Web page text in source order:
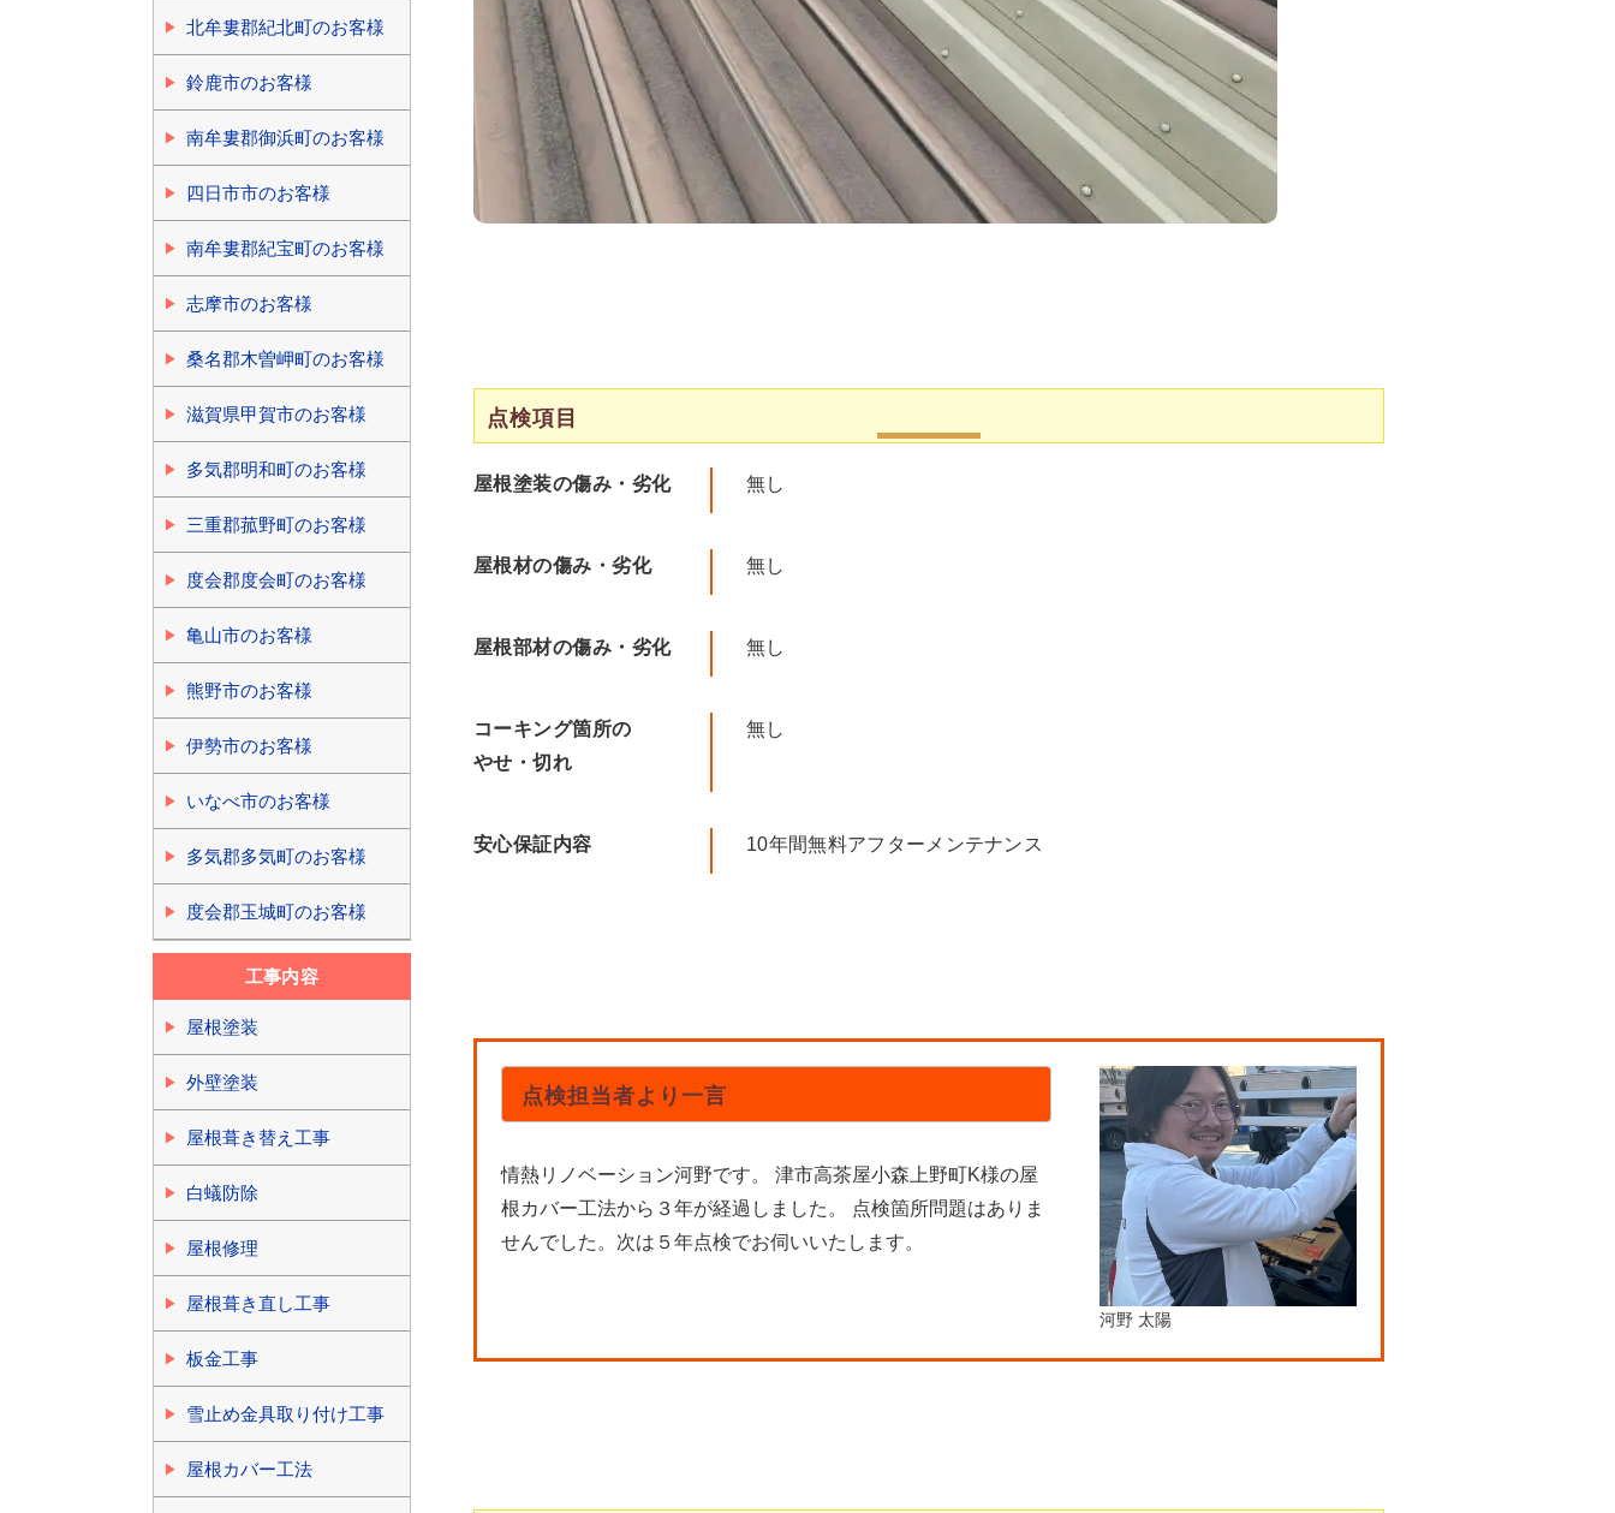
点検項目
屋根塗装の傷み・劣化 無し
屋根材の傷み・劣化 無し
屋根部材の傷み・劣化 無し
コーキング箇所の
やせ・切れ
無し
安心保証内容 10年間無料アフターメンテナンス
点検担当者より一言
情熱リノベーション河野です。 津市高茶屋小森上野町K様の屋
根カバー工法から３年が経過しました。 点検箇所問題はありま
せんでした。次は５年点検でお伺いいたします。
河野 太陽
北牟婁郡紀北町のお客様
鈴鹿市のお客様
南牟婁郡御浜町のお客様
四日市市のお客様
南牟婁郡紀宝町のお客様
志摩市のお客様
桑名郡木曽岬町のお客様
滋賀県甲賀市のお客様
多気郡明和町のお客様
三重郡菰野町のお客様
度会郡度会町のお客様
亀山市のお客様
熊野市のお客様
伊勢市のお客様
いなべ市のお客様
多気郡多気町のお客様
度会郡玉城町のお客様
工事内容
屋根塗装
外壁塗装
屋根葺き替え工事
白蟻防除
屋根修理
屋根葺き直し工事
板金工事
雪止め金具取り付け工事
屋根カバー工法